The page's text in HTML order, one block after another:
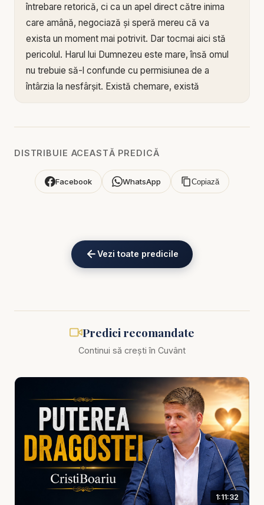
întrebare retorică, ci ca un apel direct către inima
care amână, negociază și speră mereu că va
exista un moment mai potrivit. Dar tocmai aici stă
pericolul. Harul lui Dumnezeu este mare, însă omul
nu trebuie să-l confunde cu permisiunea de a
întârzia la nesfârșit. Există chemare, există
pentru că a ales mereu să amâne.
Mesajul arată că pocăința nu este doar remușcare,
decide să vină înaintea Domnului cu sinceritate, cu
zdrobire și cu dorința de schimbare. Cristi Boariu
recunosc în adâncul lor că trebuie să se întoarcă,
dar tot spun: mai târziu. Mai târziu când voi avea
mai puține obligații. Mai târziu când mă liniștesc.
Mai târziu când rezolv alte lucruri. Însă viața
Dumnezeu cheamă astăzi pentru că inima de azi
este locul în care se decide veșnicia.
Predica scoate în evidență și faptul că unul dintre
cele mai mari pericole nu este doar păcatul
evident, ci obișnuința de a trăi lângă adevăr fără
să-i răspunzi. Când omul amână prea mult, începe
să nu mai simtă la fel. Cuvântul care cândva îl
DISTRIBUIE ACEASTĂ PREDICĂ
Facebook WhatsApp Copiază
Vezi toate predicile
Predici recomandate
Continui să crești în Cuvânt
1:11:32